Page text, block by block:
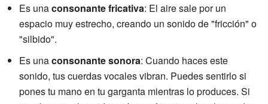
Es unaconsonante fricativa: El aire sale por un
espacio muy estrecho, creando un sonido de "fricción" o
"silbido".
Es unaconsonante sonora: Cuando haces este
sonido, tus cuerdas vocales vibran. Puedes sentirlo si
pones tu mano en tu garganta mientras lo produces. Si